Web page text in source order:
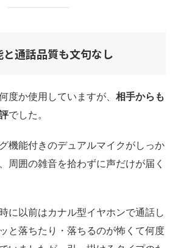
通話品質も文句なし
度か使用していますが、 相手からも
でした。
機能付きのデュアルマイクがしっか
周囲の雑音を拾わずに声だけが届く
に以前はカナル型イヤホンで通話し
と落ちたり・落ちるのが怖くて何度